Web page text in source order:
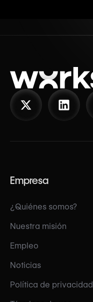
Empresa
¿Quiénes somos?
Nuestra misión
Empleo
Noticias
Política de privacidad